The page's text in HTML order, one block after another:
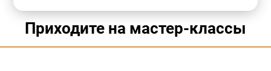
Приходите на мастер-классы